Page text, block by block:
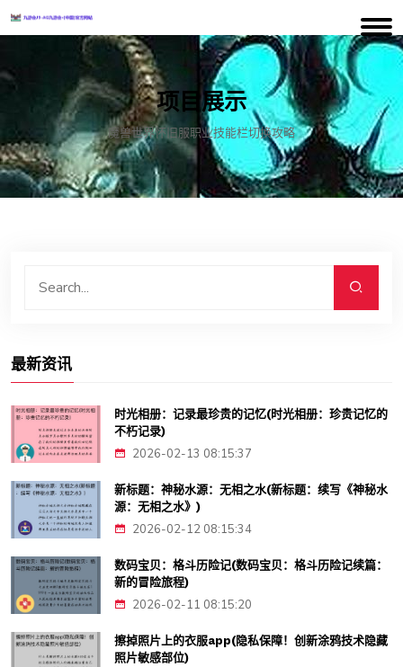
项目展示
魔兽世界怀旧服职业技能栏切换攻略
最新资讯
时光相册：记录最珍贵的记忆(时光相册：珍贵记忆的
不朽记录)
2026-02-13 08:15:37
新标题：神秘水源：无相之水(新标题：续写《神秘水
源：无相之水》)
2026-02-12 08:15:34
数码宝贝：格斗历险记(数码宝贝：格斗历险记续篇：
新的冒险旅程)
2026-02-11 08:15:20
擦掉照片上的衣服app(隐私保障！创新涂鸦技术隐藏
照片敏感部位)